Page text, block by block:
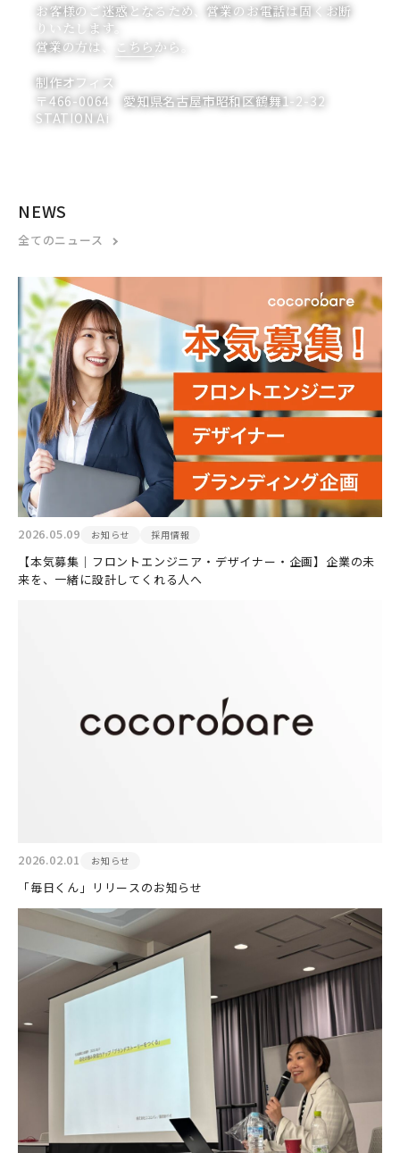
お客様のご迷惑となるため、営業のお電話は固くお断
りいたします。
営業の方は、
こちらから。
制作オフィス
〒466-0064 愛知県名古屋市昭和区鶴舞1-2-32
STATION Ai
NEWS
全てのニュース
2026.05.09 お知らせ 採用情報
【本気募集｜フロントエンジニア・デザイナー・企画】企業の未
来を、一緒に設計してくれる人へ
2026.02.01 お知らせ
「毎日くん」リリースのお知らせ